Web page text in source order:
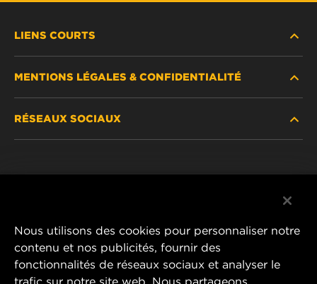
LIENS COURTS
OÙ ACHETER
MENTIONS LÉGALES & CONFIDENTIALITÉ
RÉSEAUX SOCIAUX
Nous utilisons des cookies pour personnaliser notre
contenu et nos publicités, fournir des
fonctionnalités de réseaux sociaux et analyser le
trafic sur notre site web. Nous partageons